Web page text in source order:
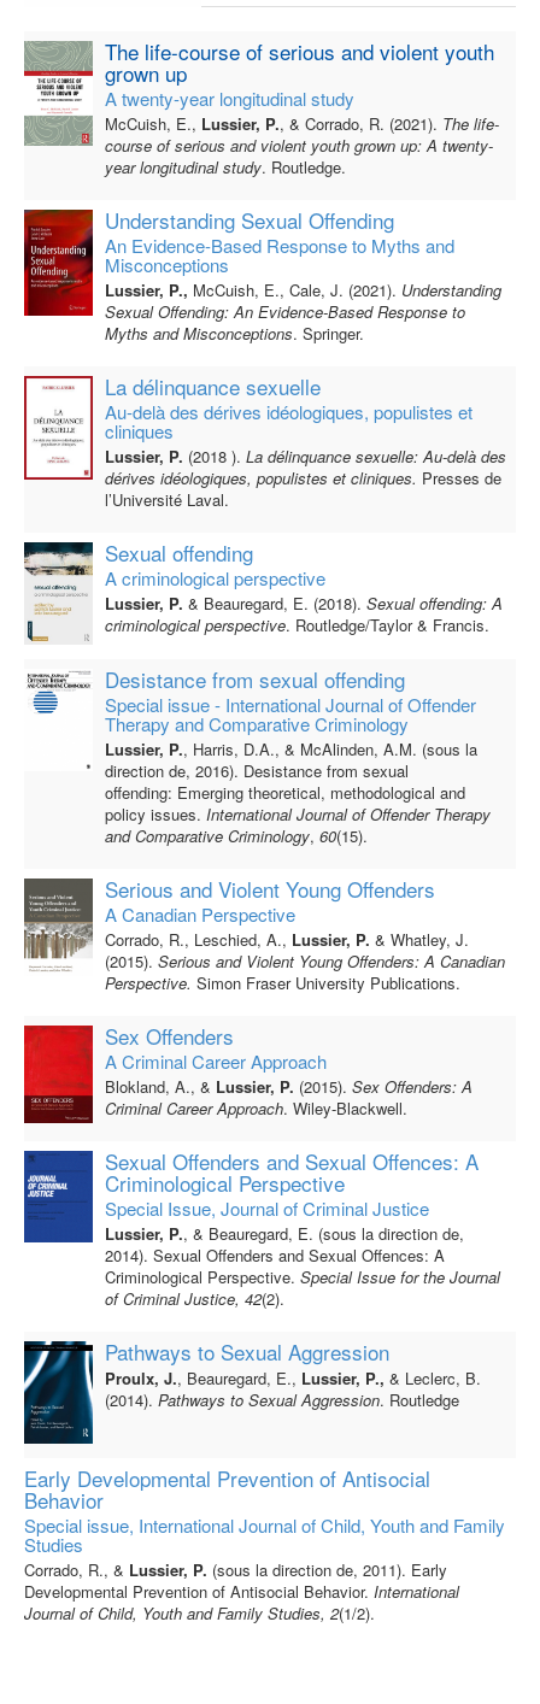
The life-course of serious and violent youth
grown up
A twenty-year longitudinal study
McCuish, E., Lussier, P., & Corrado, R. (2021). The life-
course of serious and violent youth grown up: A twenty-
year longitudinal study. Routledge.
Understanding Sexual Offending
An Evidence-Based Response to Myths and
Misconceptions
Lussier, P., McCuish, E., Cale, J. (2021). Understanding
Sexual Offending: An Evidence-Based Response to
Myths and Misconceptions. Springer.
La délinquance sexuelle
Au-delà des dérives idéologiques, populistes et
cliniques
Lussier, P. (2018 ). La délinquance sexuelle: Au-delà des
dérives idéologiques, populistes et cliniques. Presses de
l’Université Laval.
Sexual offending
A criminological perspective
Lussier, P. & Beauregard, E. (2018). Sexual offending: A
criminological perspective. Routledge/Taylor & Francis.
Desistance from sexual offending
Special issue - International Journal of Offender
Therapy and Comparative Criminology
Lussier, P., Harris, D.A., & McAlinden, A.M. (sous la
direction de, 2016). Desistance from sexual
offending: Emerging theoretical, methodological and
policy issues. International Journal of Offender Therapy
and Comparative Criminology, 60(15).
Serious and Violent Young Offenders
A Canadian Perspective
Corrado, R., Leschied, A., Lussier, P. & Whatley, J.
(2015). Serious and Violent Young Offenders: A Canadian
Perspective. Simon Fraser University Publications.
Sex Offenders
A Criminal Career Approach
Blokland, A., & Lussier, P. (2015). Sex Offenders: A
Criminal Career Approach. Wiley-Blackwell.
Sexual Offenders and Sexual Offences: A
Criminological Perspective
Special Issue, Journal of Criminal Justice
Lussier, P., & Beauregard, E. (sous la direction de,
2014). Sexual Offenders and Sexual Offences: A
Criminological Perspective. Special Issue for the Journal
of Criminal Justice, 42(2).
Pathways to Sexual Aggression
Proulx, J., Beauregard, E., Lussier, P., & Leclerc, B.
(2014). Pathways to Sexual Aggression. Routledge
Early Developmental Prevention of Antisocial
Behavior
Special issue, International Journal of Child, Youth and Family
Studies
Corrado, R., & Lussier, P. (sous la direction de, 2011). Early
Developmental Prevention of Antisocial Behavior. International
Journal of Child, Youth and Family Studies, 2(1/2).